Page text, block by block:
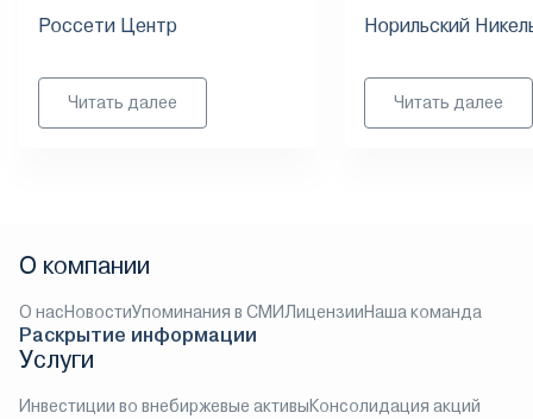
Россети Центр
Читать далее
Норильский
Читать далее
О компании
О насНовостиУпоминания в СМИЛицензииНаша команда
Раскрытие информации
Услуги
Инвестиции во внебиржевые активыКонсолидация акций